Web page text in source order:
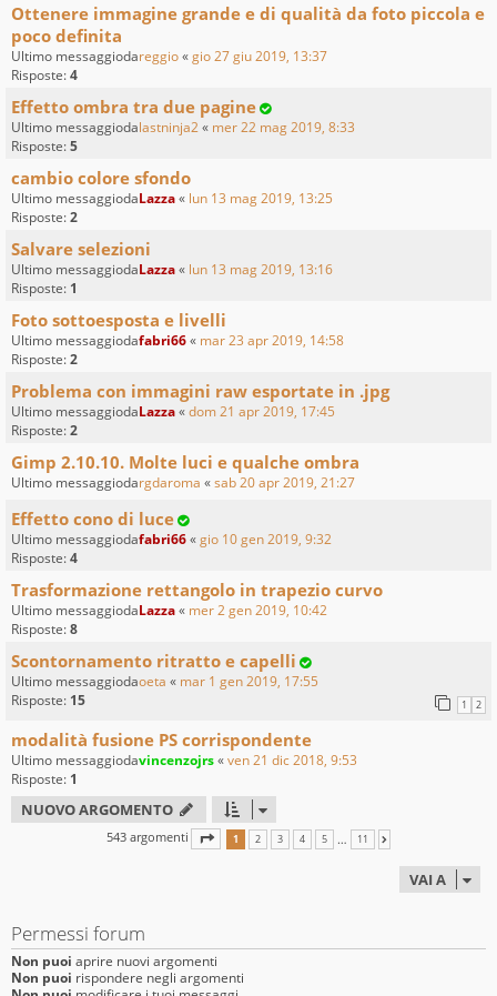
Ottenere immagine grande e di qualità da foto piccola e
poco definita
Ultimo messaggiodareggio«gio 27 giu 2019, 13:37
Risposte:4
Effetto ombra tra due pagine
Ultimo messaggiodalastninja2« mer 22 mag 2019, 8:33
Risposte:5
cambio colore sfondo
Ultimo messaggiodaLazza« lun 13 mag 2019, 13:25
Risposte:2
Salvare selezioni
Ultimo messaggiodaLazza« lun 13 mag 2019, 13:16
Risposte: 1
Foto sottoesposta e livelli
Ultimo messaggiodafabri66« mar 23 apr 2019, 14:58
Risposte:2
Problema con immagini raw esportate in .jpg
Ultimo messaggiodaLazza«dom 21 apr 2019, 17:45
Risposte:2
Gimp 2.10.10. Molte luci e qualche ombra
Ultimo messaggiodargdaroma «sab 20 apr 2019, 21:27
Effetto cono di luce
Ultimo messaggiodafabri66«gio 10 gen 2019, 9:32
Risposte:4
Trasformazione rettangolo in trapezio curvo
Ultimo messaggiodaLazza« mer 2 gen 2019, 10:42
Risposte:8
Scontornamento ritratto e capelli
Ultimo messaggiodaoeta « mar 1 gen 2019, 17:55
Risposte: 15 1 2
modalità fusione PS corrispondente
Ultimo messaggiodavincenzojrs«ven 21 dic 2018, 9:53
Risposte: 1
NUOVO ARGOMENTO
543 argomenti PAGINA 1DI 11
1 2 3 4 5 … 11
VAI A
Permessi forum
Non puoi aprire nuovi argomenti
Non puoi rispondere negli argomenti